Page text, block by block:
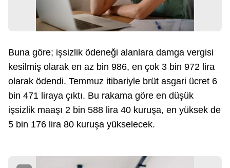
Buna göre; işsizlik ödeneği alanlara damga vergisi
kesilmiş olarak en az bin 986, en çok 3 bin 972 lira
olarak ödendi. Temmuz itibariyle brüt asgari ücret 6
bin 471 liraya çıktı. Bu rakama göre en düşük
işsizlik maaşı 2 bin 588 lira 40 kuruşa, en yüksek de
5 bin 176 lira 80 kuruşa yükselecek.